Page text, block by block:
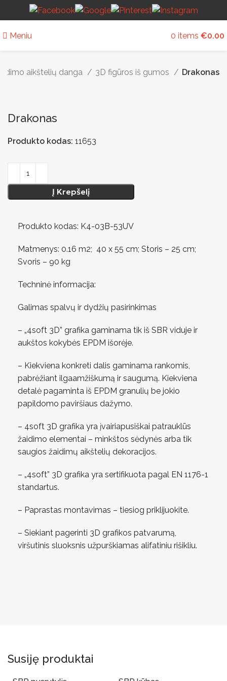
Meniu 0 items €0.00
aikštelių danga 3D figūros iš gumos Drakonas
Drakonas
Produkto kodas: 11653
Į Krepšelį
Produkto kodas: K4-03B-53UV
Matmenys: 0.16 m2; 40 x 55 cm; Storis – 25 cm;
Svoris – 90 kg
Techninė informacija:
Galimas spalvų ir dydžių pasirinkimas
– „4soft 3D” grafika gaminama tik iš SBR viduje ir
aukštos kokybės EPDM išorėje.
– Kiekviena konkreti dalis gaminama rankomis,
pabrėžiant ilgaamžiškumą ir saugumą. Kiekviena
detalė pagaminta iš EPDM granulių be jokio
papildomo paviršiaus dažymo.
– 4soft 3D grafika yra įvairiapusiškai patrauklūs
žaidimo elementai – minkštos sėdynės arba tik
saugios žaidimų aikštelių dekoracijos.
– „4soft” 3D grafika yra sertifikuota pagal EN 1176-1
standartus.
– Paprastas montavimas – tiesiog priklijuokite.
– Siekiant pagerinti 3D grafikos patvarumą,
viršutinis sluoksnis užpurškiamas alifatiniu rišikliu.
Susiję produktai